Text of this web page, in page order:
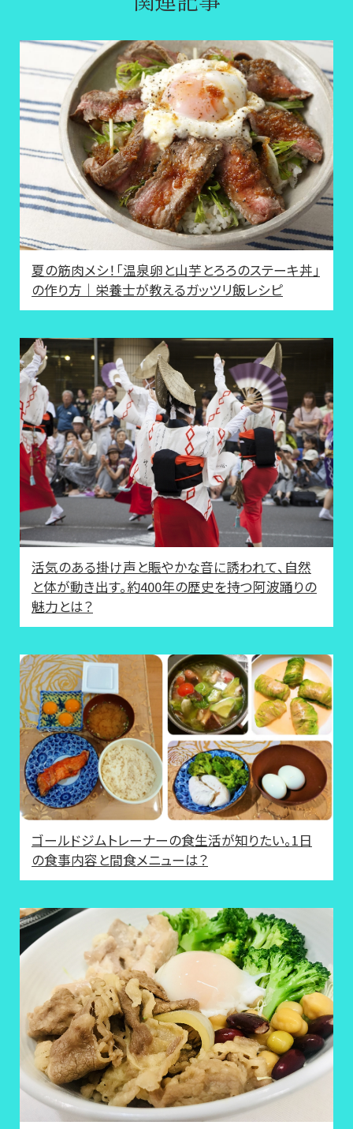
夏の筋肉メシ！「温泉卵と山芋とろろのステーキ丼」
の作り方｜栄養士が教えるガッツリ飯レシピ
活気のある掛け声と賑やかな音に誘われて、自然
と体が動き出す。約400年の歴史を持つ阿波踊りの
魅力とは？
ゴールドジムトレーナーの食生活が知りたい。1日
の食事内容と間食メニューは？